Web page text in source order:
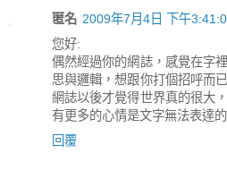
匿名 2009年7月4日 下午
您好:
偶然經過你的網誌，感覺在字
思與邏輯，想跟你打個招呼而
網誌以後才覺得世界真的很大
有更多的心情是文字無法表達
回覆